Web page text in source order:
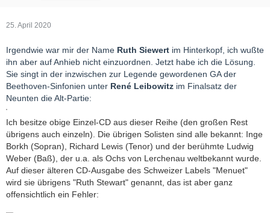
25. April 2020
Irgendwie war mir der Name Ruth Siewert im Hinterkopf, ich wußte
ihn aber auf Anhieb nicht einzuordnen. Jetzt habe ich die Lösung.
Sie singt in der inzwischen zur Legende gewordenen GA der
Beethoven-Sinfonien unter René Leibowitz im Finalsatz der
Neunten die Alt-Partie:
Ich besitze obige Einzel-CD aus dieser Reihe (den großen Rest
übrigens auch einzeln). Die übrigen Solisten sind alle bekannt: Inge
Borkh (Sopran), Richard Lewis (Tenor) und der berühmte Ludwig
Weber (Baß), der u.a. als Ochs von Lerchenau weltbekannt wurde.
Auf dieser älteren CD-Ausgabe des Schweizer Labels "Menuet"
wird sie übrigens "Ruth Stewart" genannt, das ist aber ganz
offensichtlich ein Fehler: